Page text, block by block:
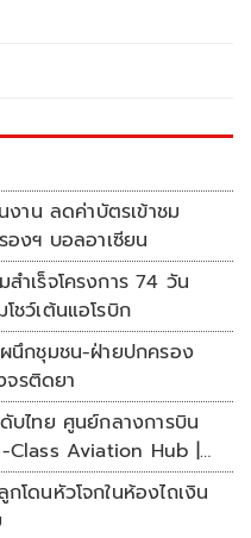
งาน ลดค่าบัตรเข้าชม
งฯ บอลอาเซียน
สำเร็จโครงการ 74 วัน
ชว์เต้นแอโรบิก
นึกชุมชน-ฝ่ายปกครอง
รติดยา
บไทย ศูนย์กลางการบิน
Aviation Hub |
สัปดาห์
โดนหัวโจกในห้องไถเงิน